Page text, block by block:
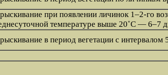
при появлении личинок 1–2-го
температуре выше 20˚C — 6–7
в период вегетации с интервалом